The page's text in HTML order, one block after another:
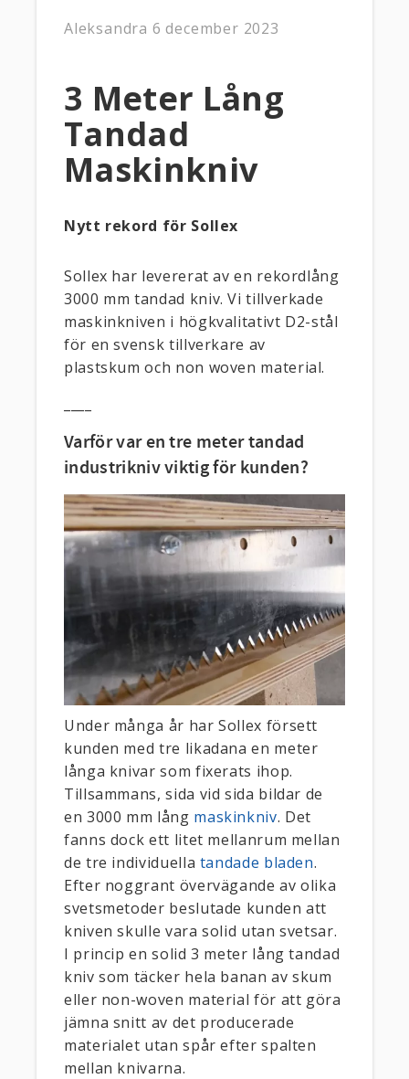
Aleksandra 6 december 2023
3 Meter Lång
Tandad
Maskinkniv
Nytt rekord för Sollex
Sollex har levererat av en rekordlång
3000 mm tandad kniv. Vi tillverkade
maskinkniven i högkvalitativt D2-stål
för en svensk tillverkare av
plastskum och non woven material.
Varför var en tre meter tandad
industrikniv viktig för kunden?
Under många år har Sollex försett
kunden med tre likadana en meter
långa knivar som fixerats ihop.
Tillsammans, sida vid sida bildar de
en 3000 mm lång maskinkniv. Det
fanns dock ett litet mellanrum mellan
de tre individuella tandade bladen.
Efter noggrant övervägande av olika
svetsmetoder beslutade kunden att
kniven skulle vara solid utan svetsar.
I princip en solid 3 meter lång tandad
kniv som täcker hela banan av skum
eller non-woven material för att göra
jämna snitt av det producerade
materialet utan spår efter spalten
mellan knivarna.